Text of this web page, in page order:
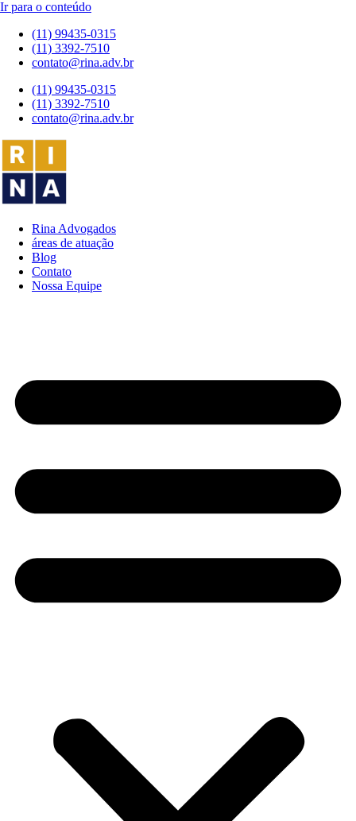
Ir para o conteúdo
(11) 99435-0315
(11) 3392-7510
contato@rina.adv.br
(11) 99435-0315
(11) 3392-7510
contato@rina.adv.br
Rina Advogados
áreas de atuação
Blog
Contato
Nossa Equipe